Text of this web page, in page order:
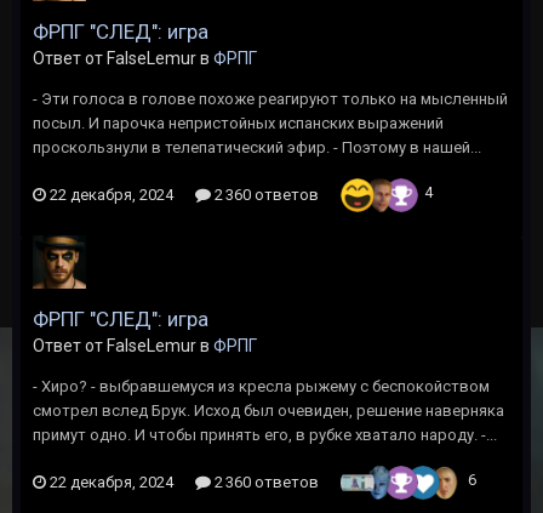
ФРПГ "СЛЕД": игра
Ответ от FalseLemur в ФРПГ
- Эти голоса в голове похоже реагируют только на мысленный
посыл. И парочка непристойных испанских выражений
проскользнули в телепатический эфир. - Поэтому в нашей...
22 декабря, 2024 2 360 ответов 4
ФРПГ "СЛЕД": игра
Ответ от FalseLemur в ФРПГ
- Хиро? - выбравшемуся из кресла рыжему с беспокойством
смотрел вслед Брук. Исход был очевиден, решение наверняка
примут одно. И чтобы принять его, в рубке хватало народу. -...
22 декабря, 2024 2 360 ответов 6